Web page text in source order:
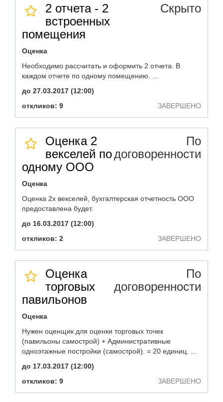
2 отчета - 2
встроенных
помещения
Скрыто
Оценка
Необходимо рассчитать и оформить 2 отчета. В
каждом отчете по одному помещению. ...
до 27.03.2017 (12:00)
откликов: 9
ЗАВЕРШЕНО
Оценка 2
векселей по
одному ООО
По
договоренности
Оценка
Оценка 2х векселей, бухгалтерская отчетность ООО
предоставлена будет.
до 16.03.2017 (12:00)
откликов: 2
ЗАВЕРШЕНО
Оценка
торговых
павильонов
По
договоренности
Оценка
Нужен оценщик для оценки торговых точек
(павильоны самострой) + Административные
одноэтажные постройки (самострой). = 20 единиц. ...
до 17.03.2017 (12:00)
откликов: 9
ЗАВЕРШЕНО